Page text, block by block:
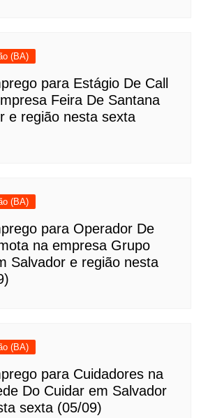
(BA)
para Estágio De Call
Feira De Santana
e região nesta sexta
(BA)
para Operador De
na empresa Grupo
Salvador e região nesta
(BA)
para Cuidadores na
Do Cuidar em Salvador
sexta (05/09)